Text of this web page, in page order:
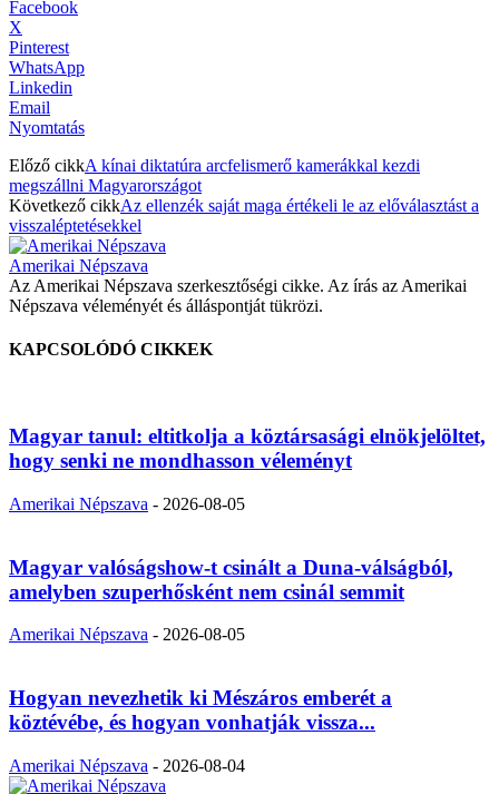
Facebook
X
Pinterest
WhatsApp
Linkedin
Email
Nyomtatás
Előző cikkA kínai diktatúra arcfelismerő kamerákkal kezdi
megszállni Magyarországot
Következő cikkAz ellenzék saját maga értékeli le az előválasztást a
visszaléptetésekkel
Amerikai Népszava
Az Amerikai Népszava szerkesztőségi cikke. Az írás az Amerikai
Népszava véleményét és álláspontját tükrözi.
KAPCSOLÓDÓ CIKKEK
Magyar tanul: eltitkolja a köztársasági elnökjelöltet,
hogy senki ne mondhasson véleményt
Amerikai Népszava - 2026-08-05
Magyar valóságshow-t csinált a Duna-válságból,
amelyben szuperhősként nem csinál semmit
Amerikai Népszava - 2026-08-05
Hogyan nevezhetik ki Mészáros emberét a
köztévébe, és hogyan vonhatják vissza...
Amerikai Népszava - 2026-08-04